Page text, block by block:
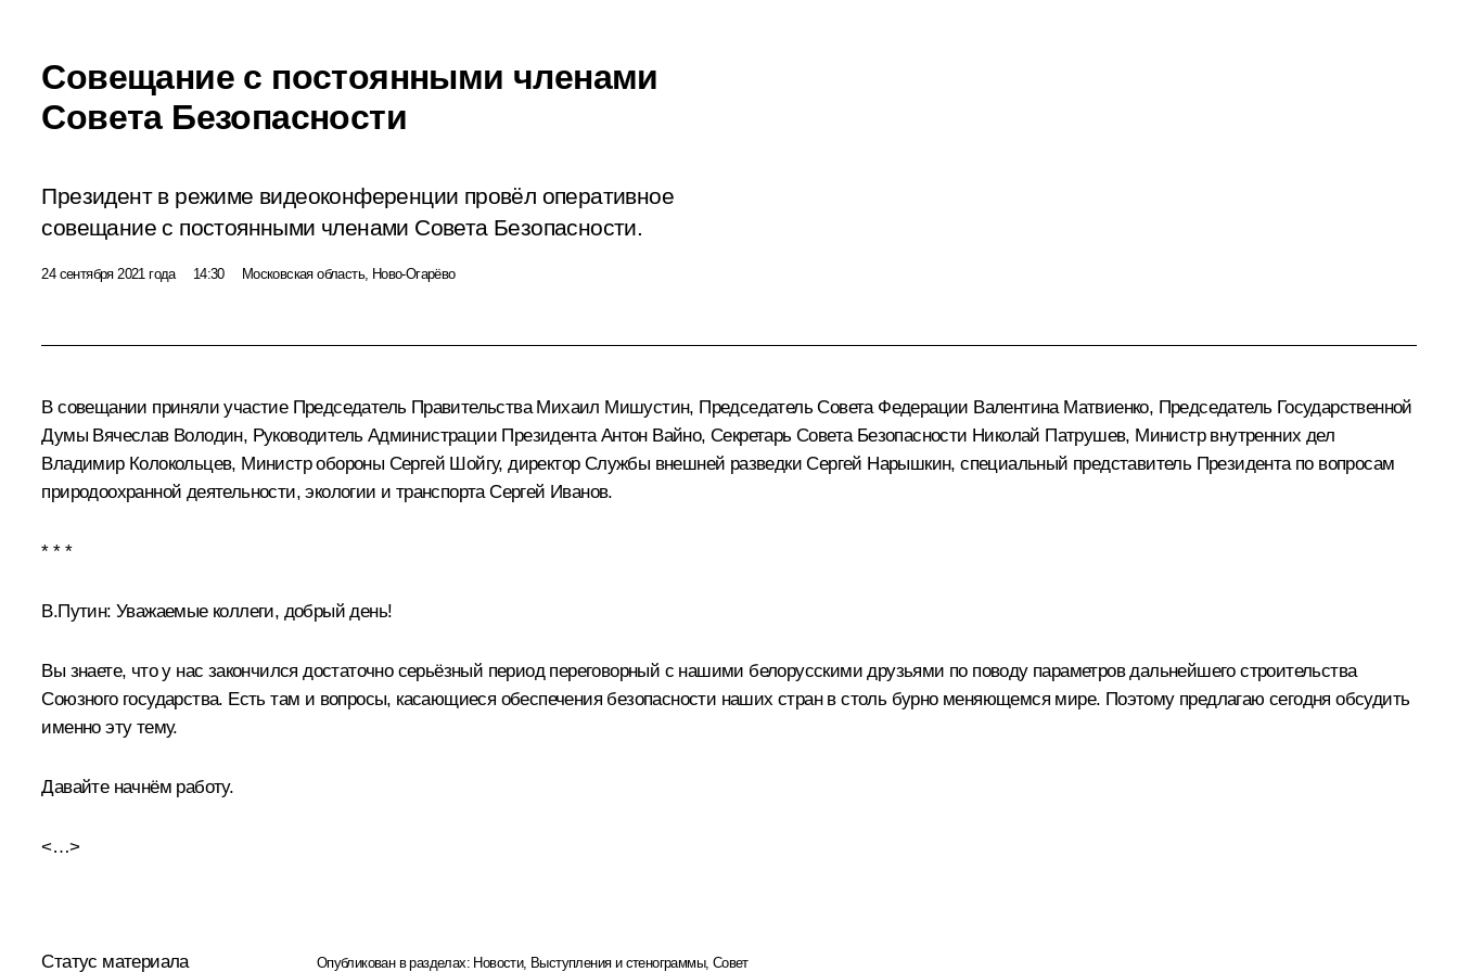
Совещание с постоянными членами
Совета Безопасности
Президент в режиме видеоконференции провёл оперативное
совещание с постоянными членами Совета Безопасности.
24 сентября 2021 года 14:30 Московская область, Ново-Огарёво
В совещании приняли участие Председатель Правительства Михаил Мишустин, Председатель Совета Федерации Валентина Матвиенко, Председатель Государственной
Думы Вячеслав Володин, Руководитель Администрации Президента Антон Вайно, Секретарь Совета Безопасности Николай Патрушев, Министр внутренних дел
Владимир Колокольцев, Министр обороны Сергей Шойгу, директор Службы внешней разведкиСергей Нарышкин, специальный представитель Президента по вопросам
природоохранной деятельности, экологии и транспортаСергей Иванов.
* * *
В.Путин: Уважаемые коллеги, добрый день!
Вы знаете, что у нас закончился достаточно серьёзный период переговорный с нашими белорусскими друзьями по поводу параметров дальнейшего строительства
Союзного государства. Есть там и вопросы, касающиеся обеспечения безопасности наших стран в столь бурно меняющемся мире. Поэтому предлагаю сегодня обсудить
именно эту тему.
Давайте начнём работу.
<…>
Статус материала Опубликован в разделах: Новости, Выступления и стенограммы, Совет